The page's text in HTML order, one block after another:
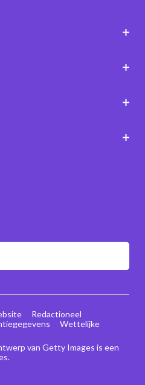
van Getty Images is een
Redactioneel
Wettelijke